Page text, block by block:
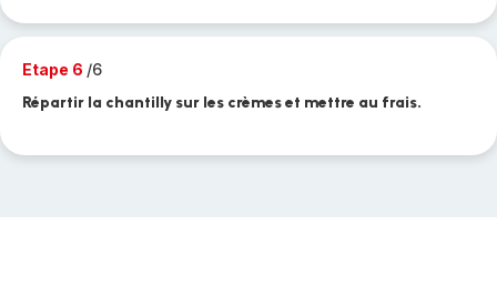
Etape 6 /6
Répartir la chantilly sur les crèmes et mettre au frais.